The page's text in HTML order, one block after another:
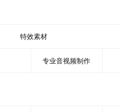
特效素材
专业音视频制作